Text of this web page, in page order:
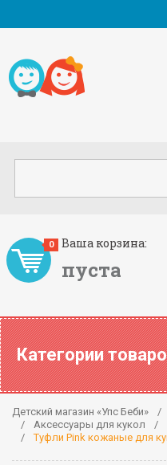
Ваша корзина:
пуста
0
Категории
Детский магазин «Упс Беби»
Аксессуары для кукол
Туфли Pink кожаные для